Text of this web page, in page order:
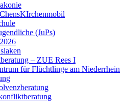
(JuPs)
– ZUE Rees I
für Flüchtlinge am Niederrhein